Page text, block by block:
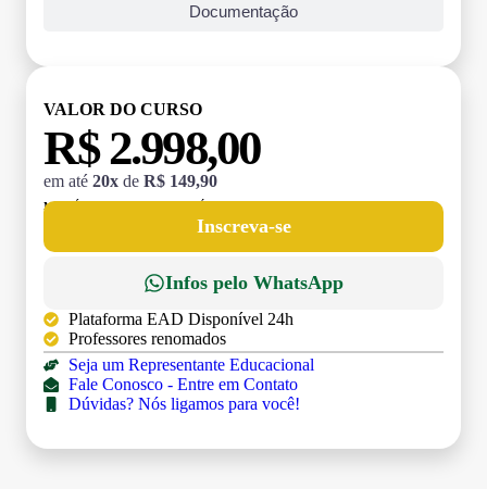
Documentação
VALOR DO CURSO
R$ 2.998,00
em até 20x de R$ 149,90
MATRÍCULA:
Inscreva-se
Infos pelo WhatsApp
Plataforma EAD Disponível 24h
Professores renomados
Seja um Representante Educacional
Fale Conosco - Entre em Contato
Dúvidas? Nós ligamos para você!